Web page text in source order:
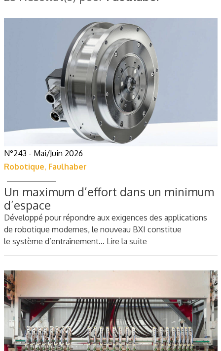
N°243 - Mai/Juin 2026
Robotique, Faulhaber
Un maximum d’effort dans un minimum
d’espace
Développé pour répondre aux exigences des applications
de robotique modernes, le nouveau BXI constitue
le système d’entraînement… Lire la suite